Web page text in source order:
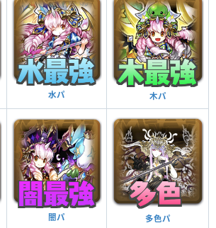
強化された闇ドロップの出現率（40％）とダメージ
がかなりアップする（1.1449倍）
1人プレイの時にランク経験値、モンスター経験値、
入手コイン、卵ドロップ率がほんの少し上昇（1.02
倍）
チーム全体のスキルが1ターン溜まった状態で始まる
雲攻撃を無効化する
強化された木ドロップの出現率（40％）とダメージ
がかなりアップする（1.1449倍）
強化された闇ドロップの出現率（40％）とダメージ
がかなりアップする（1.1449倍）
水パ 木パ
闇パ 多色パ